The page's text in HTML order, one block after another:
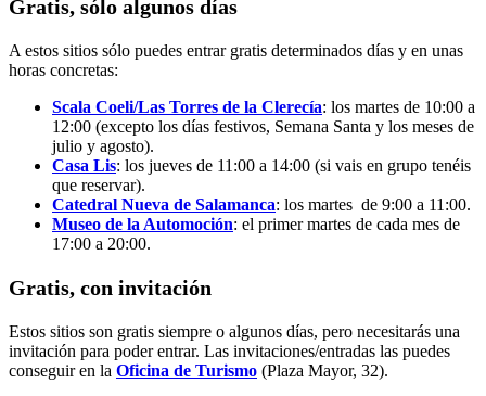
Gratis, sólo algunos días
A estos sitios sólo puedes entrar gratis determinados días y en unas
horas concretas:
Scala Coeli/Las Torres de la Clerecía: los martes de 10:00 a
12:00 (excepto los días festivos, Semana Santa y los meses de
julio y agosto).
Casa Lis: los jueves de 11:00 a 14:00 (si vais en grupo tenéis
que reservar).
Catedral Nueva de Salamanca: los martes de 9:00 a 11:00.
Museo de la Automoción: el primer martes de cada mes de
17:00 a 20:00.
Gratis, con invitación
Estos sitios son gratis siempre o algunos días, pero necesitarás una
invitación para poder entrar. Las invitaciones/entradas las puedes
conseguir en la Oficina de Turismo (Plaza Mayor, 32).